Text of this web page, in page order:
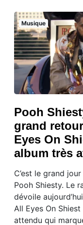
Musique
Pooh
grand
Eyes On
album très
C’est le grand
Pooh Shiesty. Le
dévoile
All Eyes On
attendu qui